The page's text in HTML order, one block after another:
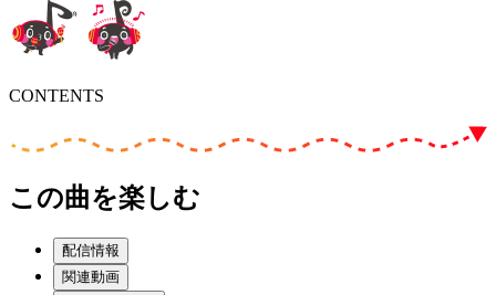
CONTENTS
この曲を楽しむ
配信情報
関連動画